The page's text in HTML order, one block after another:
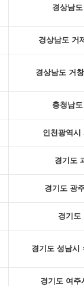
경상남
경상남도 거
경상남도 거
충청남
인천광역시
경기도
경기도 광
경기도
경기도 성남시
경기도 여주